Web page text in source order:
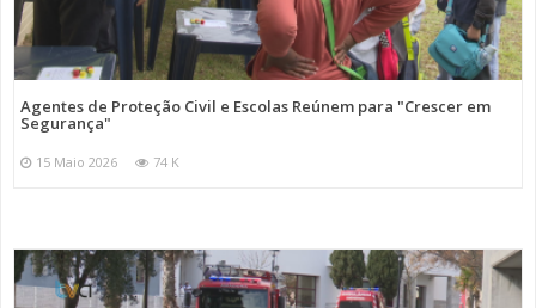
Agentes de Proteção Civil e Escolas Reúnem para "Crescer em
Segurança"
15 Maio 2026 74 K